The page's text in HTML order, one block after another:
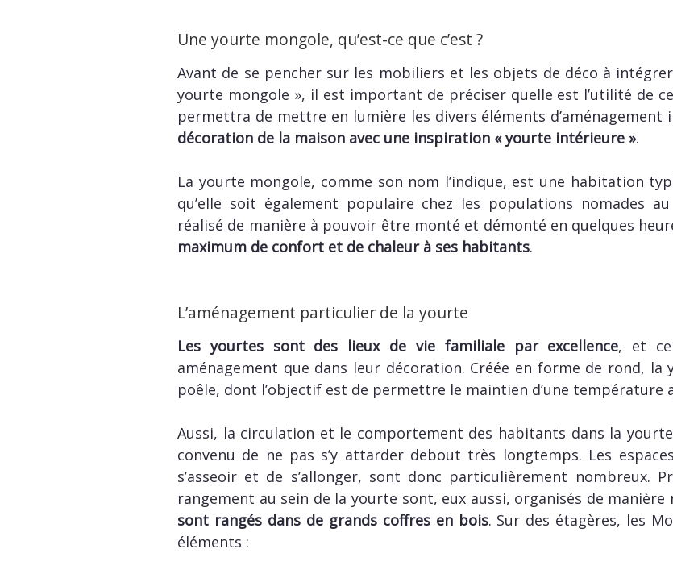
Une yourte mongole, qu’est-ce que c’est ?
Avant de se pencher sur les mobiliers et les objets de déco à
yourte mongole », il est important de préciser quelle est l’utilité de
permettra de mettre en lumière les divers éléments d’aménagement
décoration de la maison avec une inspiration « yourte intérieure ».
La yourte mongole, comme son nom l’indique, est une habitation
qu’elle soit également populaire chez les populations nomades
réalisé de manière à pouvoir être monté et démonté en quelques
maximum de confort et de chaleur à ses habitants.
L’aménagement particulier de la yourte
Les yourtes sont des lieux de vie familiale par excellence, et
aménagement que dans leur décoration. Créée en forme de rond,
poêle, dont l’objectif est de permettre le maintien d’une température
Aussi, la circulation et le comportement des habitants dans la
convenu de ne pas s’y attarder debout très longtemps. Les
s’asseoir et de s’allonger, sont donc particulièrement nombreux.
rangement au sein de la yourte sont, eux aussi, organisés de manière
sont rangés dans de grands coffres en bois. Sur des étagères, les
éléments :